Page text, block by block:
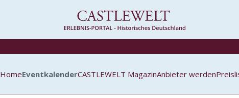
HomeEventkalenderCASTLEWELT MagazinAnbieter werden